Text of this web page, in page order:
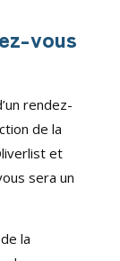
vous
rendez-
de la
et
sera un
la